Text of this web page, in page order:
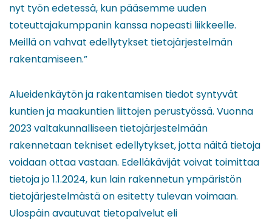
nyt työn edetessä, kun pääsemme uuden
toteuttajakumppanin kanssa nopeasti liikkeelle.
Meillä on vahvat edellytykset tietojärjestelmän
rakentamiseen.”
Alueidenkäytön ja rakentamisen tiedot syntyvät
kuntien ja maakuntien liittojen perustyössä. Vuonna
2023 valtakunnalliseen tietojärjestelmään
rakennetaan tekniset edellytykset, jotta näitä tietoja
voidaan ottaa vastaan. Edelläkävijät voivat toimittaa
tietoja jo 1.1.2024, kun lain rakennetun ympäristön
tietojärjestelmästä on esitetty tulevan voimaan.
Ulospäin avautuvat tietopalvelut eli